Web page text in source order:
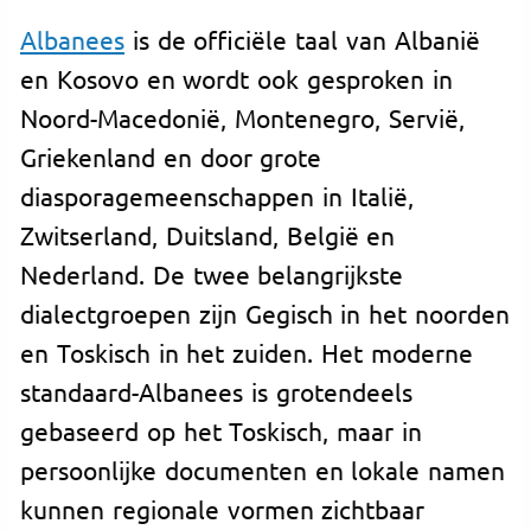
Albanees is de officiële taal van Albanië
en Kosovo en wordt ook gesproken in
Noord-Macedonië, Montenegro, Servië,
Griekenland en door grote
diasporagemeenschappen in Italië,
Zwitserland, Duitsland, België en
Nederland. De twee belangrijkste
dialectgroepen zijn Gegisch in het noorden
en Toskisch in het zuiden. Het moderne
standaard-Albanees is grotendeels
gebaseerd op het Toskisch, maar in
persoonlijke documenten en lokale namen
kunnen regionale vormen zichtbaar